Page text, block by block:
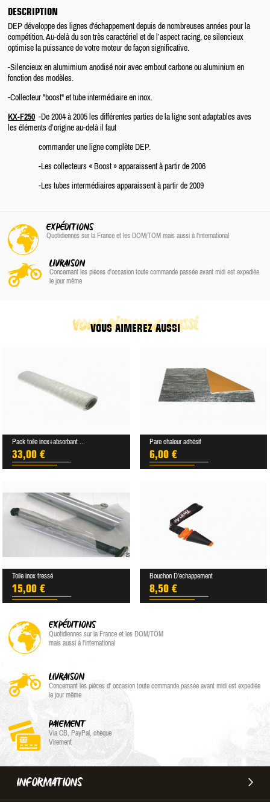
DESCRIPTION
DEP développe des lignes d'échappement depuis de nombreuses années pour la
compétition. Au-delà du son très caractériel et de l’aspect racing, ce silencieux
optimise la puissance de votre moteur de façon significative.
-Silencieux en alumimium anodisé noir avec embout carbone ou aluminium en
fonction des modèles.
-Collecteur "boost" et tube intermédiaire en inox.
KX-F250 -De 2004 à 2005 les différentes parties de la ligne sont adaptables aves
les éléments d’origine au-delà il faut
commander une ligne complète DEP.
-Les collecteurs « Boost » apparaissent à partir de 2006
-Les tubes intermédiaires apparaissent à partir de 2009
EXPÉDITIONS
Quotidiennes sur la Franceet les DOM/TOM mais aussi à l'international
LIVRAISON
Concernant les pièces d'occasion toute commande passée avant midi est expediée
le jour même
VOUS AIMEREZ AUSSI
vous aimerez aussi
Pack toile inox+absorbant ...
33,00 €
Pare chaleur adhésif
6,00 €
Toile inox tressé
15,00 €
Bouchon D'echappement
8,50 €
EXPÉDITIONS
Quotidiennes sur la France et les DOM/TOM
mais aussi à l'international
LIVRAISON
Concernant les pièces d' occasion toute commande passée avant midi est expediée
le jour même
PAIEMENT
Via CB, PayPal, chèque
Virement
INFORMATIONS